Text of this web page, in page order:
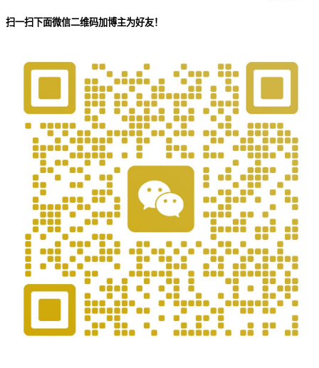
扫一扫下面微信二维码加博主为好友！